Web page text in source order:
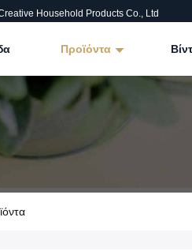
Household Products Co., Ltd
Προϊόντα